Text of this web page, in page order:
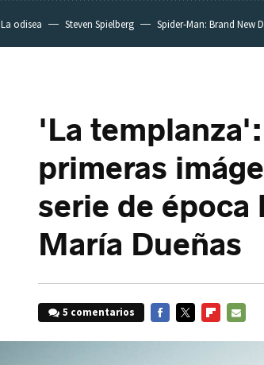
La odisea Steven Spielberg Spider-Man: Brand New
'La
primeras
serie de época
María Dueñas
5 comentarios